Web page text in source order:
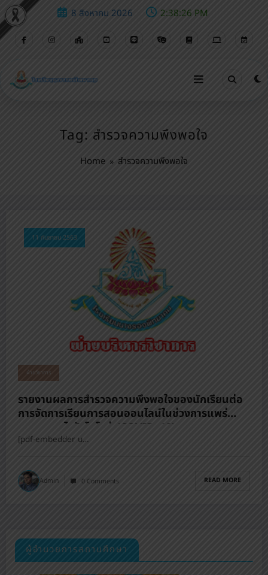
8 สิงหาคม 2026 2:38:26 PM
Tag: สำรวจความพึงพอใจ
Home สำรวจความพึงพอใจ
11 กันยายน 2563
ฝ่ายวิชาการ
รายงานผลการสำรวจความพึงพอใจของนักเรียนต่อ
การจัดการเรียนการสอนออนไลน์ในช่วงการแพร่
ระบาดของไวรัสโคโรน่า(COVID–19)
[pdf-embedder u…
Admin 0 Comments READ MORE
ผู้อำนวยการสถานศึกษา